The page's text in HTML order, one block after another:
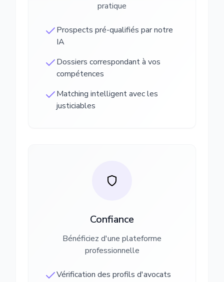
pratique
Prospects pré-qualifiés par notre
IA
Dossiers correspondant à vos
compétences
Matching intelligent avec les
justiciables
Confiance
Bénéficiez d'une plateforme
professionnelle
Vérification des profils d'avocats